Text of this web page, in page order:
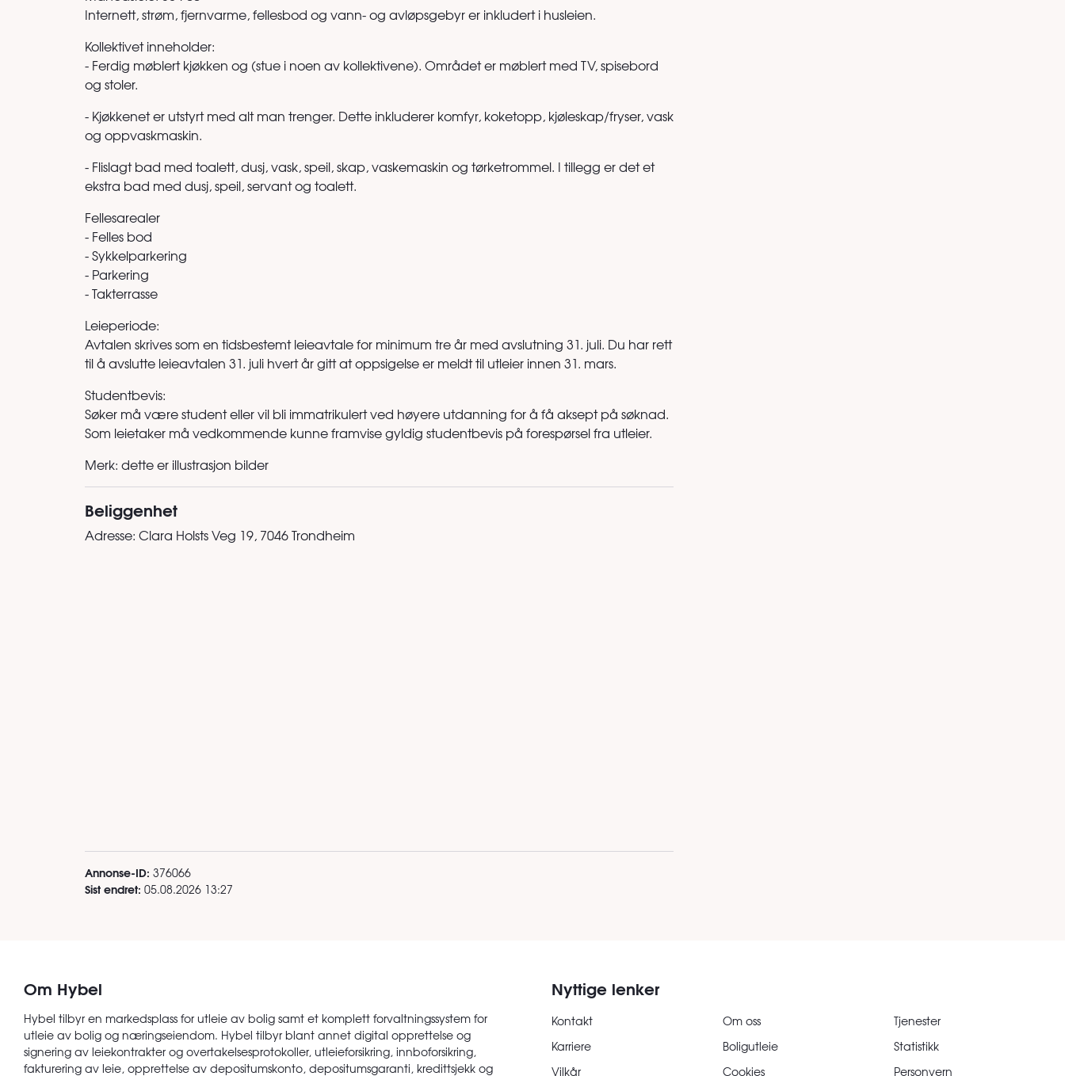
Internett, strøm, fjernvarme, fellesbod og vann- og avløpsgebyr er inkludert i husleien.
Kollektivet inneholder:
- Ferdig møblert kjøkken og (stue i noen av kollektivene). Området er møblert med TV, spisebord
og stoler.
- Kjøkkenet er utstyrt med alt man trenger. Dette inkluderer komfyr, koketopp, kjøleskap/fryser, vask
og oppvaskmaskin.
- Flislagt bad med toalett, dusj, vask, speil, skap, vaskemaskin og tørketrommel. I tillegg er det et
ekstra bad med dusj, speil, servant og toalett.
Fellesarealer
- Felles bod
- Sykkelparkering
- Parkering
- Takterrasse
Leieperiode:
Avtalen skrives som en tidsbestemt leieavtale for minimum tre år med avslutning 31. juli. Du har rett
til å avslutte leieavtalen 31. juli hvert år gitt at oppsigelse er meldt til utleier innen 31. mars.
Studentbevis:
Søker må være student eller vil bli immatrikulert ved høyere utdanning for å få aksept på søknad.
Som leietaker må vedkommende kunne framvise gyldig studentbevis på forespørsel fra utleier.
Merk: dette er illustrasjon bilder
Beliggenhet
Adresse: Clara Holsts Veg 19, 7046 Trondheim
Annonse-ID: 376066
Sist endret: 05.08.2026 13:27
Om Hybel
Hybel tilbyr en markedsplass for utleie av bolig samt et komplett forvaltningssystem for
utleie av bolig og næringseiendom. Hybel tilbyr blant annet digital opprettelse og
signering av leiekontrakter og overtakelsesprotokoller, utleieforsikring, innboforsikring,
fakturering av leie, opprettelse av depositumskonto, depositumsgaranti, kredittsjekk og
Nyttige lenker
Kontakt Om oss
Tjenester
Karriere
Boligutleie
Statistikk
Vilkår
Cookies Personvern